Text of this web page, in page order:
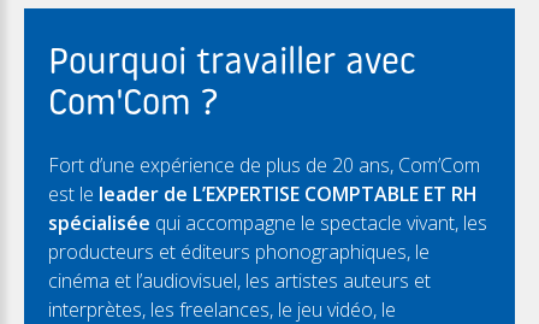
Pourquoi travailler avec
Com'Com ?
Fort d’une expérience de plus de 20 ans, Com’Com
est le leader de L’EXPERTISE COMPTABLE ET RH
spécialisée qui accompagne le spectacle vivant, les
producteurs et éditeurs phonographiques, le
cinéma et l’audiovisuel, les artistes auteurs et
interprètes, les freelances, le jeu vidéo, le